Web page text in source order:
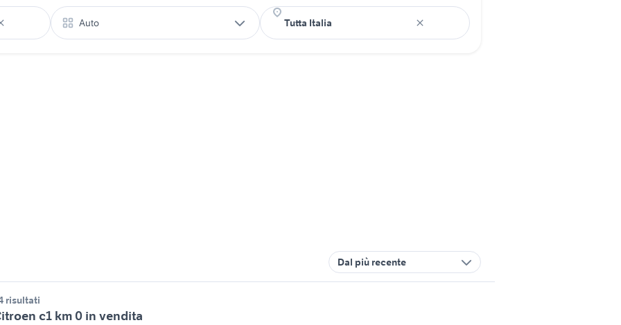
Auto
Dal più recente
risultati
c1 km 0 in vendita